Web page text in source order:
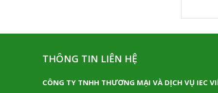
THÔNG TIN LIÊN HỆ
CÔNG TY TNHH THƯƠNG MẠI VÀ DỊCH VỤ IEC